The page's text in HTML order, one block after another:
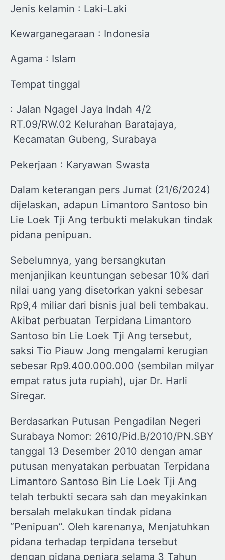
Jenis kelamin : Laki-Laki
Kewarganegaraan : Indonesia
Agama : Islam
Tempat tinggal
: Jalan Ngagel Jaya Indah 4/2
RT.09/RW.02 Kelurahan Baratajaya,
Kecamatan Gubeng, Surabaya
Pekerjaan : Karyawan Swasta
Dalam keterangan pers Jumat (21/6/2024)
dijelaskan, adapun Limantoro Santoso bin
Lie Loek Tji Ang terbukti melakukan tindak
pidana penipuan.
Sebelumnya, yang bersangkutan
menjanjikan keuntungan sebesar 10% dari
nilai uang yang disetorkan yakni sebesar
Rp9,4 miliar dari bisnis jual beli tembakau.
Akibat perbuatan Terpidana Limantoro
Santoso bin Lie Loek Tji Ang tersebut,
saksi Tio Piauw Jong mengalami kerugian
sebesar Rp9.400.000.000 (sembilan milyar
empat ratus juta rupiah), ujar Dr. Harli
Siregar.
Berdasarkan Putusan Pengadilan Negeri
Surabaya Nomor: 2610/Pid.B/2010/PN.SBY
tanggal 13 Desember 2010 dengan amar
putusan menyatakan perbuatan Terpidana
Limantoro Santoso Bin Lie Loek Tji Ang
telah terbukti secara sah dan meyakinkan
bersalah melakukan tindak pidana
“Penipuan”. Oleh karenanya, Menjatuhkan
pidana terhadap terpidana tersebut
dengan pidana penjara selama 3 Tahun